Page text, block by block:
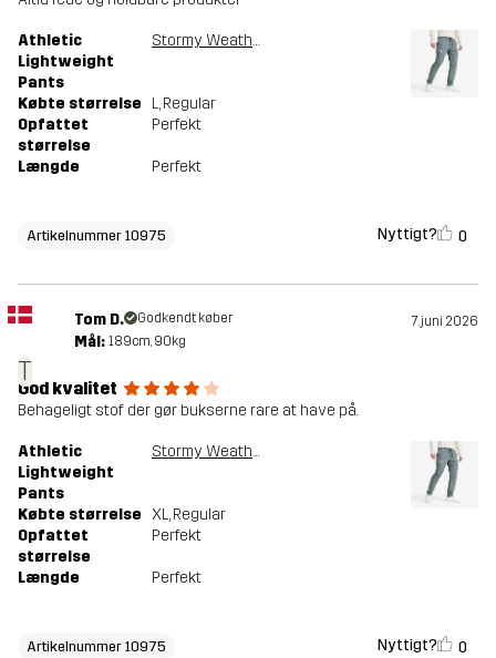
Athletic
Lightweight
Pants
Stormy Weather
Købte størrelse L, Regular
Opfattet
størrelse
Perfekt
Længde Perfekt
Artikelnummer 10975 Nyttigt? 0
T
Tom D. Godkendt køber 7. juni 2026
Mål: 189cm, 90kg
God kvalitet
Behageligt stof der gør bukserne rare at have på.
Athletic
Lightweight
Pants
Stormy Weather
Købte størrelse XL, Regular
Opfattet
størrelse
Perfekt
Længde Perfekt
Artikelnummer 10975 Nyttigt? 0